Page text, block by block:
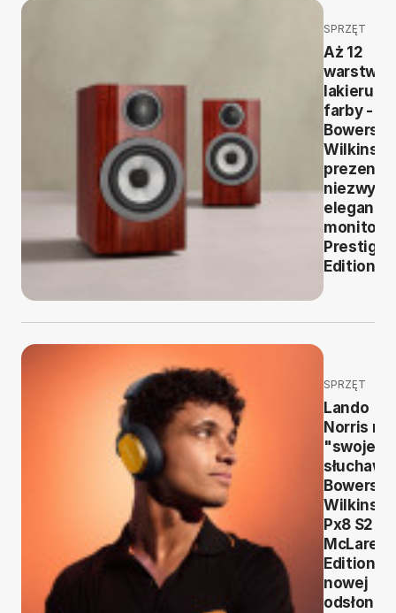
SPRZĘT
Aż 12
warstw
lakieru i
farby -
Bowers &
Wilkins
monitory
Prestige
Edition
SPRZĘT
Lando
Norris ma
"swoje"
Bowers &
Wilkins
Px8 S2
McLaren
Edition w
nowej
odsłonie